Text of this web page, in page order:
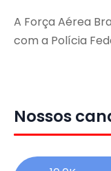
A Força Aérea
com a Polícia
Nossos